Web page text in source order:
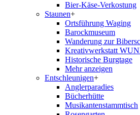
Bier-Käse-Verkostung
Staunen+
Ortsführung Waging
Barockmuseum
Wanderung zur
Kreativwerkstatt
Historische Burgtage
Mehr anzeigen
Entschleunigen+
Anglerparadies
Bücherhütte
Musikantenstammtisch